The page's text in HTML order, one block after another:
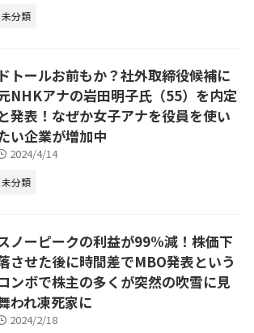
未分類
ドトールお前もか？社外取締役候補に
NHKアナの岩田明子氏（55）を内定
と発表！なぜか女子アナを役員を使い
い企業が増加中
2024/4/14
未分類
ノーピークの利益が99%減！株価下
させた後に時間差でMBO発表という
ンボで株主の多くが突然の吹雪に見
われ凍死家に
2024/2/18